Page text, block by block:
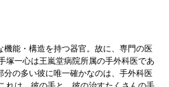
機能・構造を持つ器官。故に、専門の医
一心は王嵐堂病院所属の手外科医であ
の多い彼に唯一確かなのは、手外科医